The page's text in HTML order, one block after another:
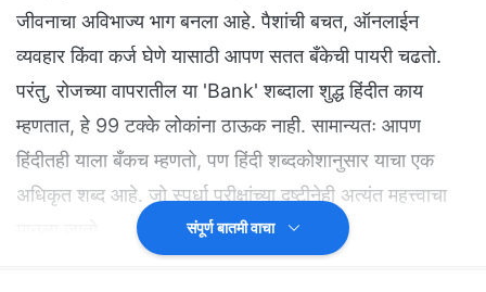
जीवनाचा अविभाज्य भाग बनला आहे. पैशांची बचत, ऑनलाईन
व्यवहार किंवा कर्ज घेणे यासाठी आपण सतत बँकेची पायरी चढतो.
परंतु, रोजच्या वापरातील या 'Bank' शब्दाला शुद्ध हिंदीत काय
म्हणतात, हे 99 टक्के लोकांना ठाऊक नाही. सामान्यतः आपण
हिंदीतही याला बँकच म्हणतो, पण हिंदी शब्दकोशानुसार याचा एक
अधिकृत शब्द आहे. जो स्पर्धा परीक्षांच्या दृष्टीनेही अत्यंत महत्त्वाचा
संपूर्ण बातमी वाचा